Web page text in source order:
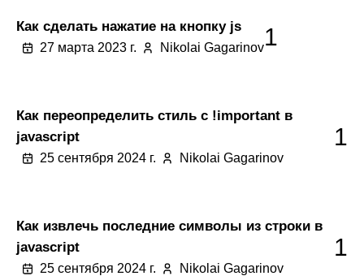
Как сделать нажатие на кнопку js
27 марта 2023 г. Nikolai Gagarinov1
Как переопределить стиль с !important в
javascript
25 сентября 2024 г. Nikolai Gagarinov
1
Как извлечь последние символы из строки в
javascript
25 сентября 2024 г. Nikolai Gagarinov
1